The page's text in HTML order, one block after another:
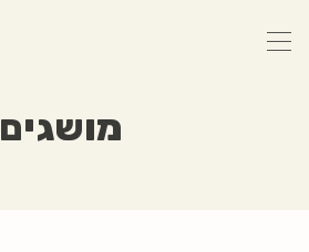
לתוכן
מושגים